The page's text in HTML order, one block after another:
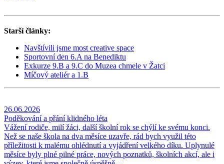
Starší články:
Navštívili jsme most creative space
Sportovní den 6.A na Benediktu
Exkurze 9.B a 9.C do Muzea chmele v Žatci
Míčový ateliér a 1.B
26.06.2026
Poděkování a přání klidného léta
Vážení rodiče, milí žáci, další školní rok se chýlí ke svému konci.
Než se naše škola na dva měsíce uzavře, rád bych využil této
příležitosti k malému ohlédnutí a vyjádření velkého díku. Uplynulé
měsíce byly plné pilné práce, nových poznatků, školních akcí, ale i